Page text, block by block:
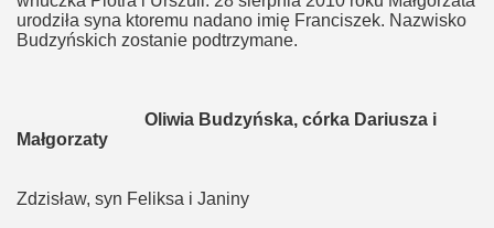
urodziła syna ktoremu nadano imię Franciszek. Nazwisko
Budzyńskich zostanie podtrzymane.
Oliwia Budzyńska, córka Dariusza i
Małgorzaty
Zdzisław, syn Feliksa i Janiny